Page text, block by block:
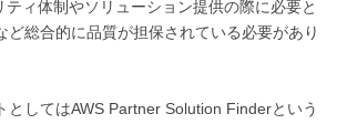
ィ体制やソリューション提供の際に必要と
ど総合的に品質が担保されている必要があり
としてはAWS Partner Solution Finderという